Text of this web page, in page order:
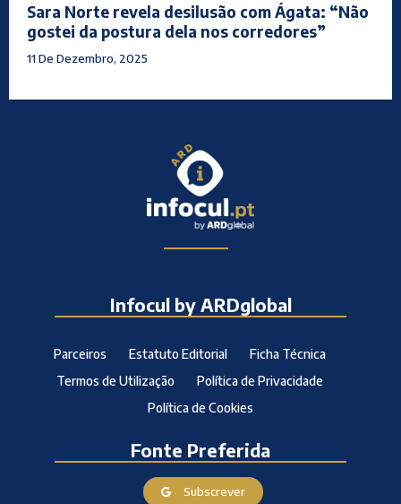
Sara Norte revela desilusão com Ágata: “Não
gostei da postura dela nos corredores”
11 De Dezembro, 2025
Infocul by ARDglobal
Parceiros Estatuto Editorial
Ficha Técnica
Termos de Utilização
Política de Privacidade
Política de Cookies
Fonte Preferida
Subscrever